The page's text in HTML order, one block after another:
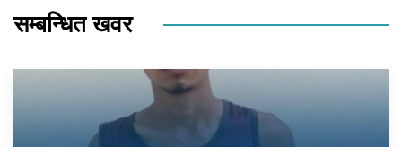
सम्बन्धित खवर